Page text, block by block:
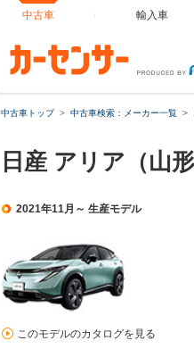
中古車 輸入車
中古車トップ 中古車検索：メーカー一覧
日産 アリア（山
2021年11月～ 生産モデル
このモデルのカタログを見る